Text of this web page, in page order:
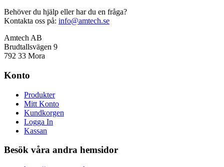
Behöver du hjälp eller har du en fråga?
Kontakta oss på: info@amtech.se
Amtech AB
Brudtallsvägen 9
792 33 Mora
Konto
Produkter
Mitt Konto
Kundkorgen
Logga In
Kassan
Besök våra andra hemsidor